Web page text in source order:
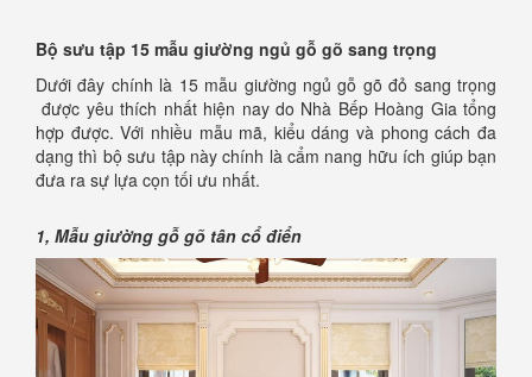
Bộ sưu tập 15 mẫu giường ngủ gỗ gõ sang trọng
Dưới đây chính là 15 mẫu giường ngủ gỗ gõ đỏ sang trọng
được yêu thích nhất hiện nay do Nhà Bếp Hoàng Gia tổng
hợp được. Với nhiều mẫu mã, kiểu dáng và phong cách đa
dạng thì bộ sưu tập này chính là cẩm nang hữu ích giúp bạn
đưa ra sự lựa cọn tối ưu nhất.
1, Mẫu giường gỗ gõ tân cổ điển